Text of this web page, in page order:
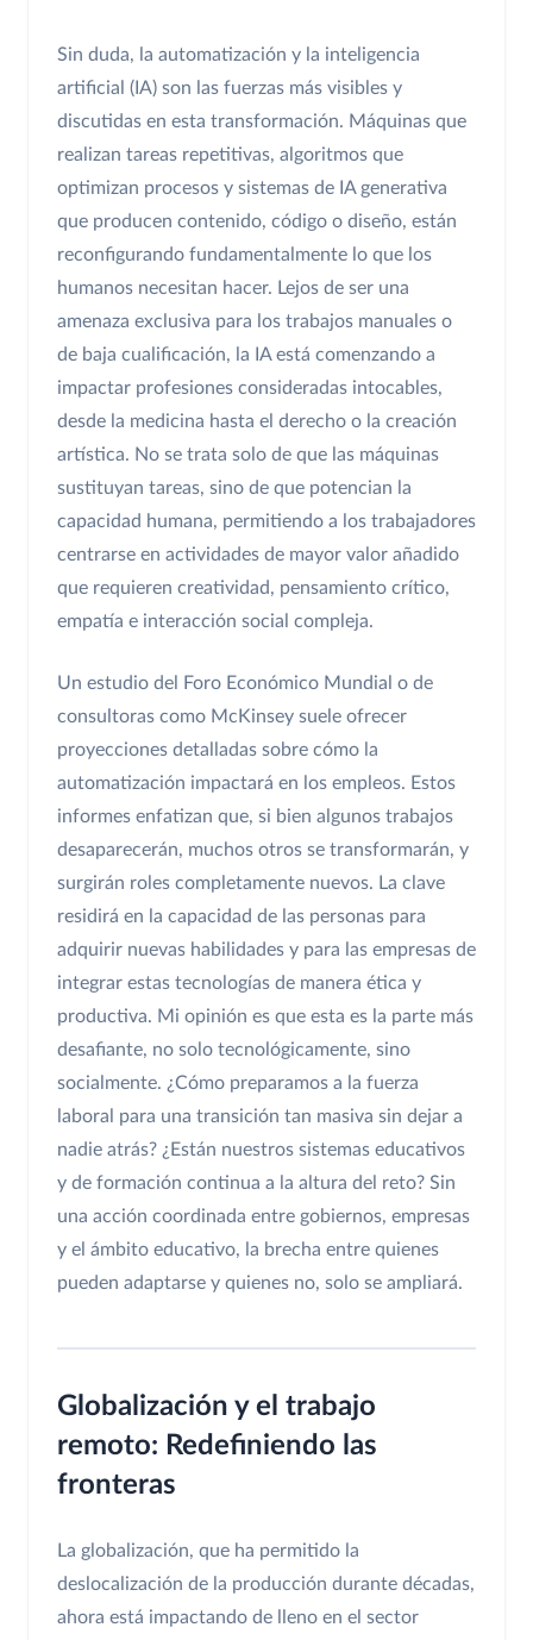
Sin duda, la automatización y la inteligencia
artificial (IA) son las fuerzas más visibles y
discutidas en esta transformación. Máquinas que
realizan tareas repetitivas, algoritmos que
optimizan procesos y sistemas de IA generativa
que producen contenido, código o diseño, están
reconfigurando fundamentalmente lo que los
humanos necesitan hacer. Lejos de ser una
amenaza exclusiva para los trabajos manuales o
de baja cualificación, la IA está comenzando a
impactar profesiones consideradas intocables,
desde la medicina hasta el derecho o la creación
artística. No se trata solo de que las máquinas
sustituyan tareas, sino de que potencian la
capacidad humana, permitiendo a los trabajadores
centrarse en actividades de mayor valor añadido
que requieren creatividad, pensamiento crítico,
empatía e interacción social compleja.
Un estudio del Foro Económico Mundial o de
consultoras como McKinsey suele ofrecer
proyecciones detalladas sobre cómo la
automatización impactará en los empleos. Estos
informes enfatizan que, si bien algunos trabajos
desaparecerán, muchos otros se transformarán, y
surgirán roles completamente nuevos. La clave
residirá en la capacidad de las personas para
adquirir nuevas habilidades y para las empresas de
integrar estas tecnologías de manera ética y
productiva. Mi opinión es que esta es la parte más
desafiante, no solo tecnológicamente, sino
socialmente. ¿Cómo preparamos a la fuerza
laboral para una transición tan masiva sin dejar a
nadie atrás? ¿Están nuestros sistemas educativos
y de formación continua a la altura del reto? Sin
una acción coordinada entre gobiernos, empresas
y el ámbito educativo, la brecha entre quienes
pueden adaptarse y quienes no, solo se ampliará.
Globalización y el trabajo
remoto: Redefiniendo las
fronteras
La globalización, que ha permitido la
deslocalización de la producción durante décadas,
ahora está impactando de lleno en el sector